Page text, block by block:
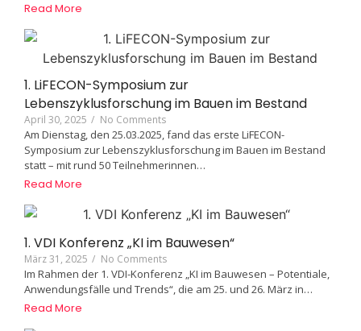
Read More
1. LiFECON-Symposium zur
Lebenszyklusforschung im Bauen im Bestand
April 30, 2025 / No Comments
Am Dienstag, den 25.03.2025, fand das erste LiFECON-
Symposium zur Lebenszyklusforschung im Bauen im Bestand
statt – mit rund 50 Teilnehmerinnen…
Read More
1. VDI Konferenz „KI im Bauwesen“
März 31, 2025 / No Comments
Im Rahmen der 1. VDI-Konferenz „KI im Bauwesen – Potentiale,
Anwendungsfälle und Trends“, die am 25. und 26. März in…
Read More